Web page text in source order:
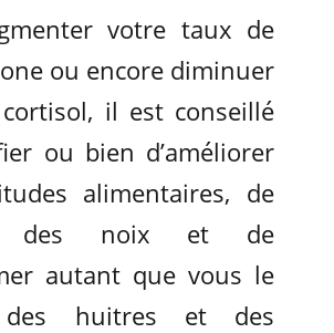
votre taux de
ou encore diminuer
il est conseillé
ou bien d’améliorer
alimentaires, de
des noix et de
autant que vous le
des huitres et des